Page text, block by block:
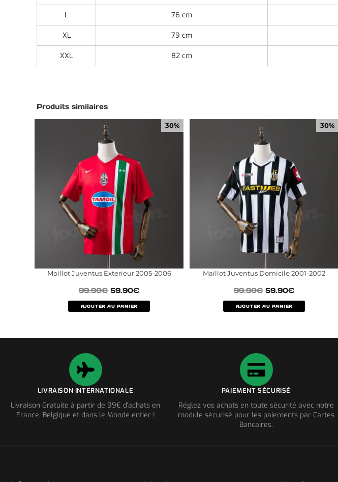
L 76 cm
XL 79 cm
XXL 82 cm
Produits similaires
30%
Maillot Juventus Exterieur 2005-2006
99.90€ 59.90€
AJOUTER AU PANIER
30%
Maillot Juventus Domicile 2001-2002
99.90€ 59.90€
AJOUTER AU PANIER
LIVRAISON INTERNATIONALE
Livraison Gratuite à partir de 99€ d'achats en
France, Belgique et dans le Monde entier !
PAIEMENT SÉCURISÉ
Réglez vos achats en toute sécurité avec notre
module sécurisé pour les paiements par Cartes
Bancaires.